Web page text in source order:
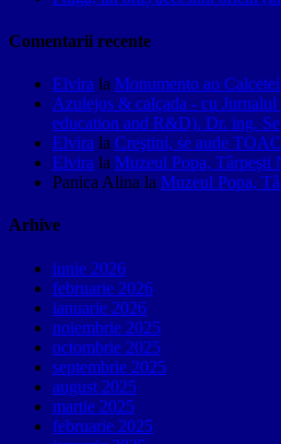
Comentarii recente
Elvira la Monumento ao
Azulejos & calçada - cu
education and R&D). Dr. ing.
Elvira la Creştini, se aude
Elvira la Muzeul Popa, Târpeşti
Panica Alina la Muzeul Popa,
Arhive
iunie 2026
februarie 2026
ianuarie 2026
noiembrie 2025
octombrie 2025
septembrie 2025
august 2025
martie 2025
februarie 2025